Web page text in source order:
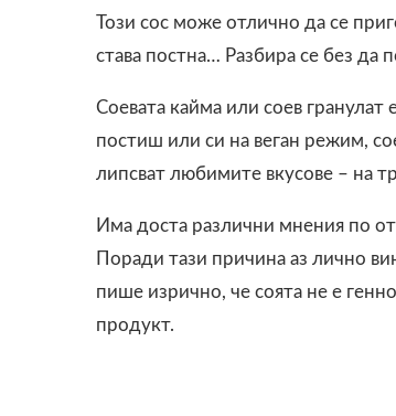
Този сос може отлично да се
става постна… Разбира се без да
Соевата кайма или соев гранулат
постиш или си на веган режим,
липсват любимите вкусове – на
Има доста различни мнения по
Поради тази причина аз лично
пише изрично, че соята не е
продукт.